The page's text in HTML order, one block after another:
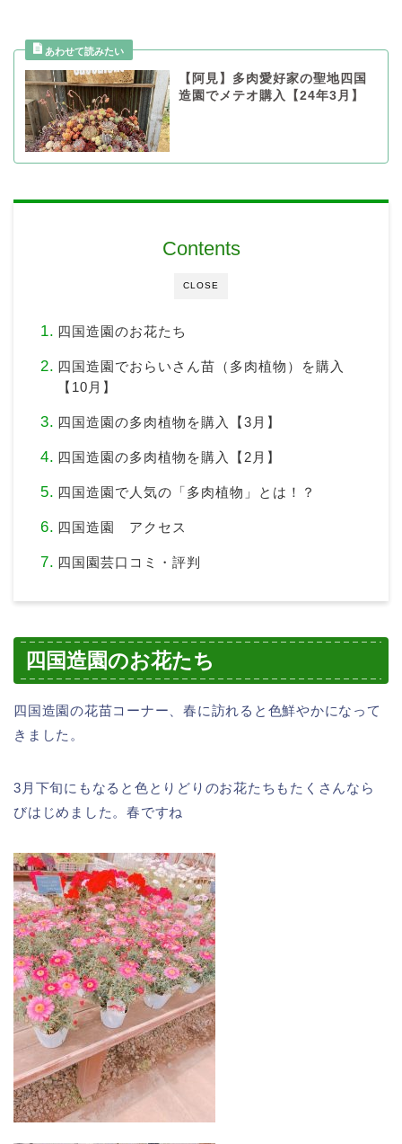
【阿見】多肉愛好家の聖地四国
造園でメテオ購入【24年3月】
CLOSE
Contents
四国造園のお花たち
四国造園でおらいさん苗（多肉植物）を購入
【10月】
四国造園の多肉植物を購入【3月】
四国造園の多肉植物を購入【2月】
四国造園で人気の「多肉植物」とは！？
四国造園 アクセス
四国園芸口コミ・評判
四国造園のお花たち
四国造園の花苗コーナー、春に訪れると色鮮やかになって
きました。
3月下旬にもなると色とりどりのお花たちもたくさんなら
びはじめました。春ですね